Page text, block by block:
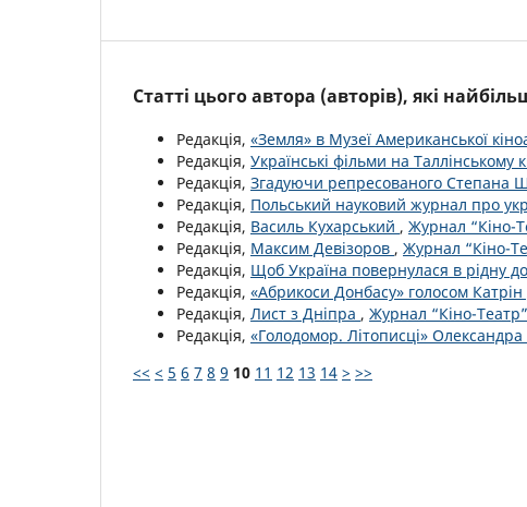
Статті цього автора (авторів), які
Редакція, «Земля» в Музеї Американської
Редакція, Українські фільми на Таллінському
Редакція, Згадуючи репресованого Степана
Редакція, Польський науковий журнал про
Редакція, Василь Кухарський , Журнал “Кіно-
Редакція, Максим Девізоров , Журнал “Кіно-
Редакція, Щоб Україна повернулася в рідну
Редакція, «Абрикоси Донбасу» голосом
Редакція, Лист з Дніпра , Журнал “Кіно-
Редакція, «Голодомор. Літописці» Олександра
<< < 5 6 7 8 9 10 11 12 13 14 > >>